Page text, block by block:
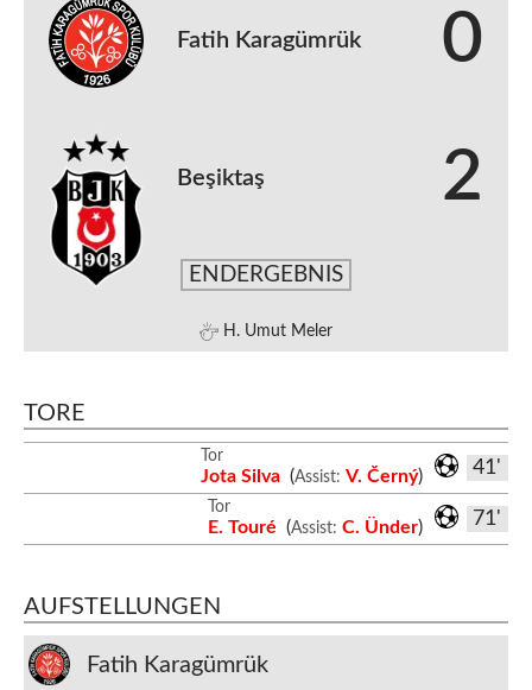
Fatih Karagümrük 0
Beşiktaş 2
ENDERGEBNIS
H. Umut Meler
TORE
41'
Tor
Jota Silva (Assist: V. Černý)
71'
Tor
E. Touré (Assist: C. Ünder)
AUFSTELLUNGEN
Fatih Karagümrük